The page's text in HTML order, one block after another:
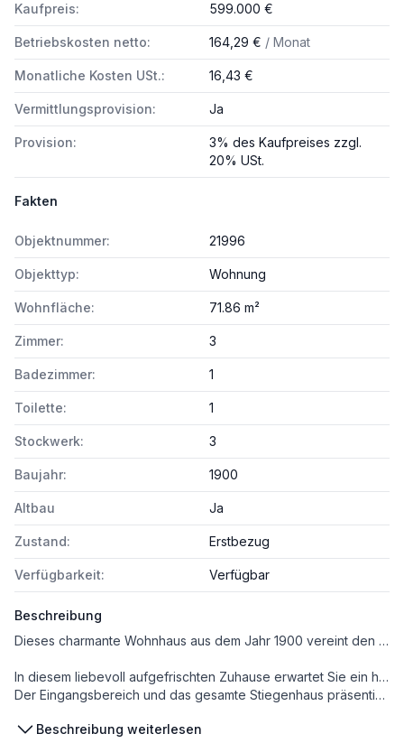
Kaufpreis: 599.000 €
Betriebskosten netto: 164,29 € / Monat
Monatliche Kosten USt.: 16,43 €
Vermittlungsprovision: Ja
Provision:
3% des Kaufpreises zzgl.
20% USt.
Fakten
Objektnummer: 21996
Objekttyp: Wohnung
Wohnfläche: 71.86 m²
Zimmer: 3
Badezimmer: 1
Toilette: 1
Stockwerk: 3
Baujahr: 1900
Altbau Ja
Zustand: Erstbezug
Verfügbarkeit: Verfügbar
Beschreibung
Dieses charmante Wohnhaus aus dem Jahr 1900 vereint den klassischen Altbau-Charme mit urbanem Lebensgefühl in einer der begehrtesten Lagen Wiens – in unmittelbarer Nähe der Mariahilfer Straße. Das Objekt verbindet historischen Flair mit urbaner Dynamik und stellt eine attraktive Wohn- und Investmentmöglichkeit im Herzen des 7. Bezirks dar.
In diesem liebevoll aufgefrischten Zuhause erwartet Sie ein harmonisches Zusammenspiel aus modernem Wohnkomfort und gepflegter Substanz.
Der Eingangsbereich und das gesamte Stiegenhaus präsentieren sich nach einer umfassenden Sanierung in neuem Glanz: erneuerte Fliesen, hochwertige Bodenarbeiten und frisch ausgemalte Allgemeinflächen schaffen ein einladendes Erscheinungsbild. Darüber hinaus wurde auch die Fassade vollständig erneuert und rundet das gepflegte Gesamtbild des Hauses ab.
Ein besonderes Highlight stellen die neu errichteten hofseitigen Balkone dar: Die großzügigen Balkone erweitern den privaten Wohnraum ins Freie und eröffnen einem einzigartigem Grünblick. Diese Ergänzung schafft nicht nur zusätzlichen Wohnkomfort, sondern steigert auch nachhaltig die Aufenthaltsqualität – ein wertvoller Rückzugsort mitten im urbanen Umfeld.
Beschreibung weiterlesen